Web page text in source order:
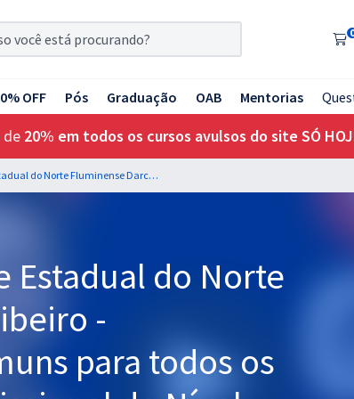
0
OFF Pós Graduação OAB Mentorias
de 20% em todos os cursos avulsos do site SÓ
UENF - Universidade Estadual do Norte Fluminense Darcy Ribeiro - Conhecimentos Comuns para todos os Cargos Técnico Profissional de Nível Médio (Pré-edital)
Estadual do Norte
-
para todos os